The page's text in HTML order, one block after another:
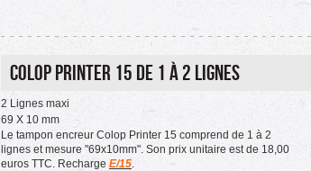
Colop printer 15 de 1 à 2 lignes
2 Lignes maxi
69 X 10 mm
Le tampon encreur Colop Printer 15 comprend de 1 à 2
lignes et mesure "69x10mm". Son prix unitaire est de 18,00
euros TTC. Recharge E/15.